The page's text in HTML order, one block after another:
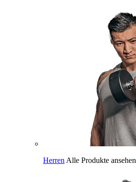
Herren Alle Produkte ansehen